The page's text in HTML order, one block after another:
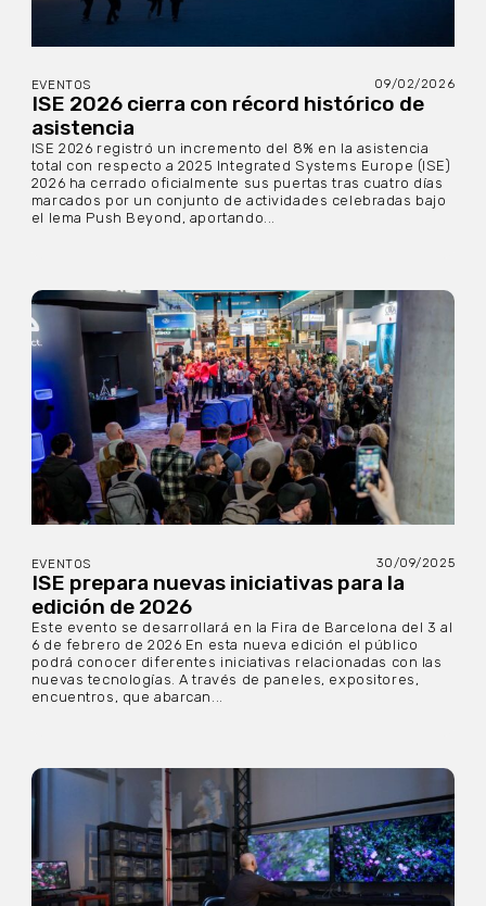
EVENTOS 09/02/2026
ISE 2026 cierra con récord histórico de
asistencia
ISE 2026 registró un incremento del 8% en la asistencia
total con respecto a 2025 Integrated Systems Europe (ISE)
2026 ha cerrado oficialmente sus puertas tras cuatro días
marcados por un conjunto de actividades celebradas bajo
el lema Push Beyond, aportando...
EVENTOS 30/09/2025
ISE prepara nuevas iniciativas para la
edición de 2026
Este evento se desarrollará en la Fira de Barcelona del 3 al
6 de febrero de 2026 En esta nueva edición el público
podrá conocer diferentes iniciativas relacionadas con las
nuevas tecnologías. A través de paneles, expositores,
encuentros, que abarcan...